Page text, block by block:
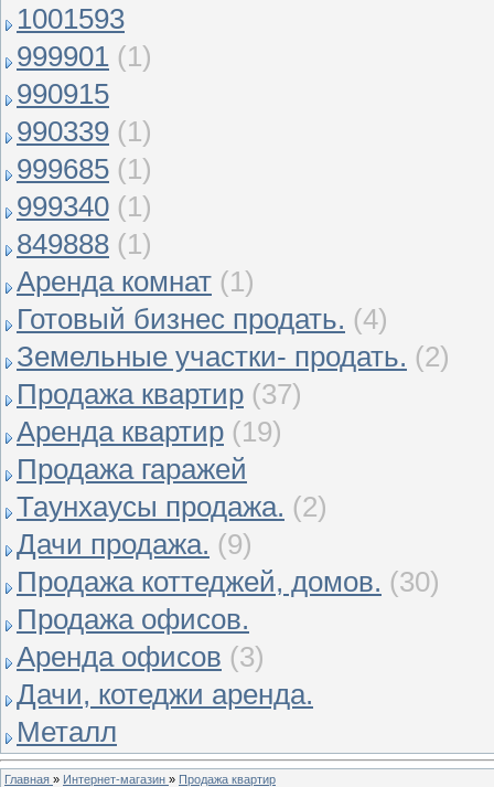
1001593
999901 (1)
990915
990339 (1)
999685 (1)
999340 (1)
849888 (1)
Аренда комнат (1)
Готовый бизнес продать. (4)
Земельные участки- продать. (2)
Продажа квартир (37)
Аренда квартир (19)
Продажа гаражей
Таунхаусы продажа. (2)
Дачи продажа. (9)
Продажа коттеджей, домов. (30)
Продажа офисов.
Аренда офисов (3)
Дачи, котеджи аренда.
Металл
Главная » Интернет-магазин » Продажа квартир